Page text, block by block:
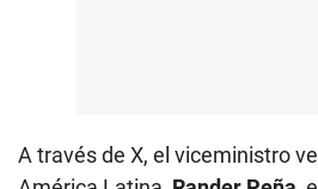
A través de X, el viceministro